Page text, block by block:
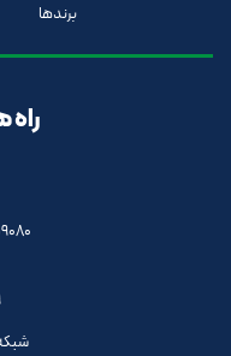
برندها
051-